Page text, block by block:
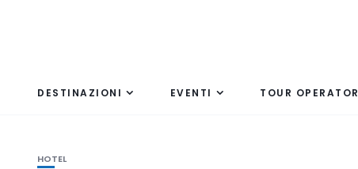
DESTINAZIONI EVENTI TOUR OPERATOR
HOTEL